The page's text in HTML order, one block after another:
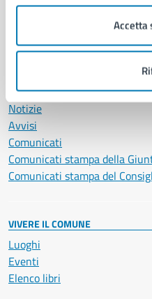
Accetta
Salute, benessere e
Vita lavorativa
NOVITÀ
Notizie
Avvisi
Comunicati
Comunicati stampa della
Comunicati stampa del
VIVERE IL COMUNE
Luoghi
Eventi
Elenco libri